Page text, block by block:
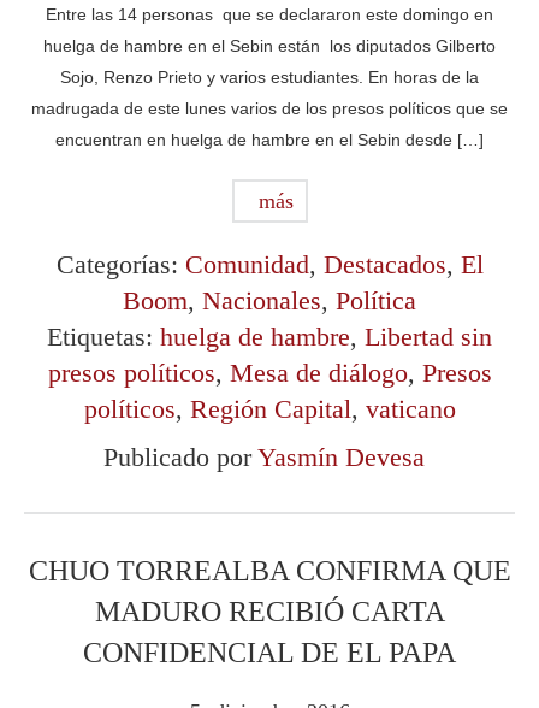
Entre las 14 personas que se declararon este domingo en
huelga de hambre en el Sebin están los diputados Gilberto
Sojo, Renzo Prieto y varios estudiantes. En horas de la
madrugada de este lunes varios de los presos políticos que se
encuentran en huelga de hambre en el Sebin desde […]
más
Categorías: Comunidad, Destacados, El
Boom, Nacionales, Política
Etiquetas: huelga de hambre, Libertad sin
presos políticos, Mesa de diálogo, Presos
políticos, Región Capital, vaticano
Publicado porYasmín Devesa
CHUO TORREALBA CONFIRMA QUE
MADURO RECIBIÓ CARTA
CONFIDENCIAL DE EL PAPA